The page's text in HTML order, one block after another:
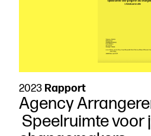
2023 Rapport
Agency
Speelruimte voor